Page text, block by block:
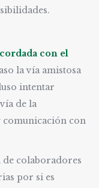
con el
la vía amistosa
intentar
de la
con
de colaboradores
por si es